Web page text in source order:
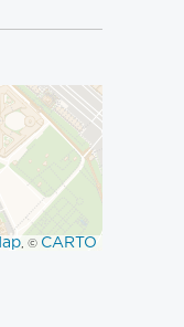
, © CARTO